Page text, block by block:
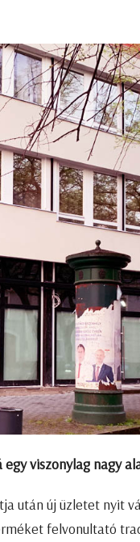
viszonylag nagy
után új üzletet nyit
felvonultató